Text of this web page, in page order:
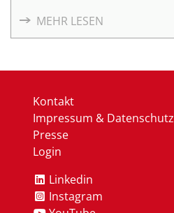
möglich war.
MEHR LESEN
Kontakt
Impressum & Datenschutz
Presse
Login
Linkedin
Instagram